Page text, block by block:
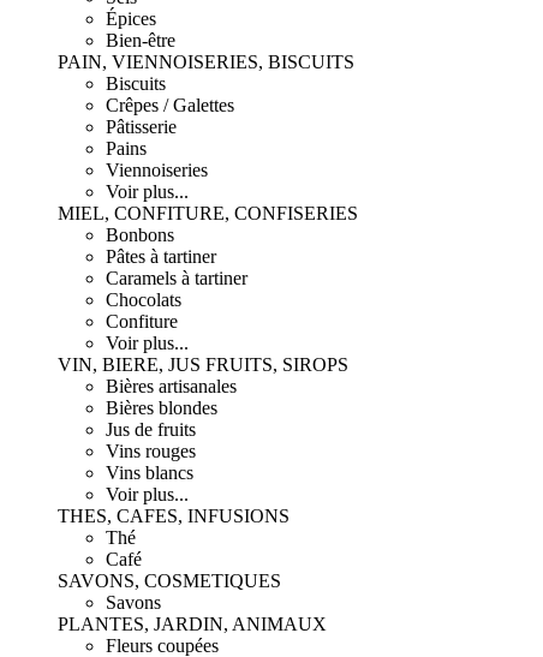
Épices
Bien-être
PAIN, VIENNOISERIES, BISCUITS
Biscuits
Crêpes / Galettes
Pâtisserie
Pains
Viennoiseries
Voir plus...
MIEL, CONFITURE, CONFISERIES
Bonbons
Pâtes à tartiner
Caramels à tartiner
Chocolats
Confiture
Voir plus...
VIN, BIERE, JUS FRUITS, SIROPS
Bières artisanales
Bières blondes
Jus de fruits
Vins rouges
Vins blancs
Voir plus...
THES, CAFES, INFUSIONS
Thé
Café
SAVONS, COSMETIQUES
Savons
PLANTES, JARDIN, ANIMAUX
Fleurs coupées